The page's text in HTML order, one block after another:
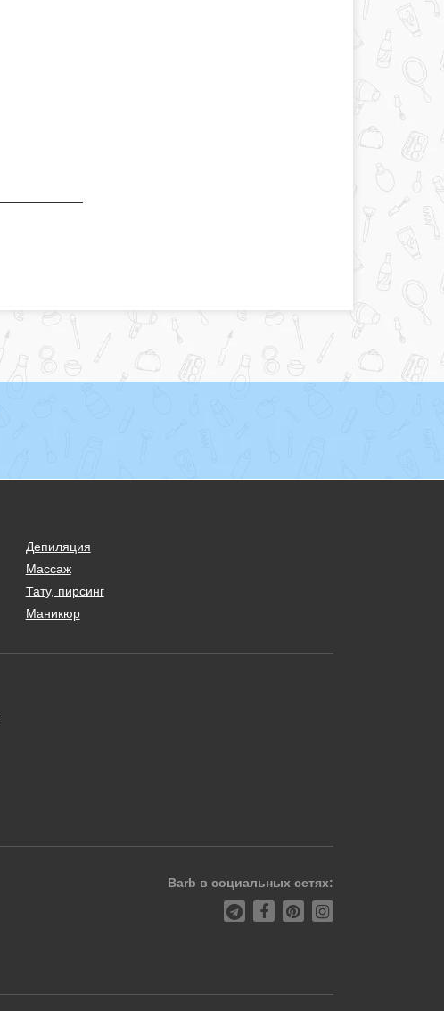
Депиляция
Массаж
Тату, пирсинг
Маникюр
Barb в социальных сетях: